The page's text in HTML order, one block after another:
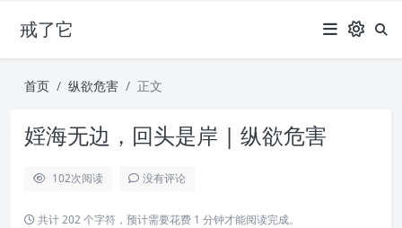
戒了它
首页 纵欲危害 正文
婬海无边，回头是岸 | 纵欲危害
102次阅读 没有评论
共计 202 个字符，预计需要花费 1 分钟才能阅读完成。